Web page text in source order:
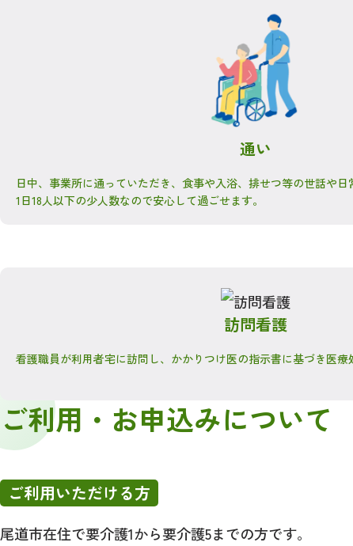
通い
日中、事業所に通っていただき、食事や入浴、排せつ等の世話や日
1日18人以下の少人数なので安心して過ごせます。
訪問看護
看護職員が利用者宅に訪問し、かかりつけ医の指示書に基づき医療
ご利用・お申込みについて
ご利用いただける方
尾道市在住で要介護1から要介護5までの方です。